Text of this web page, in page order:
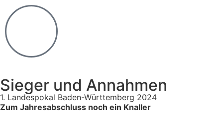
Sieger und Annahmen
1. Landespokal Baden-Württemberg 2024
Zum Jahresabschluss noch ein Knaller